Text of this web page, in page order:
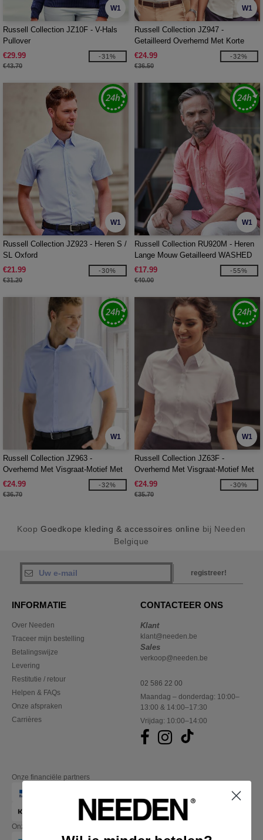
W1
Russell Collection JZ10F - V-Hals
Pullover
€29.99
€43.70
-31%
W1
Russell Collection JZ947 -
Getailleerd Overhemd Met Korte
Mouw
€24.99
€36.50
-32%
W1
Russell Collection JZ923 - Heren S /
SL Oxford
€21.99
€31.20
-30%
W1
Russell Collection RU920M - Heren
Lange Mouw Getailleerd WASHED
OXFORD Overhemd
€17.99
€40.00
-55%
W1
Russell Collection JZ963 -
Overhemd Met Visgraat-Motief Met
Korte Mouw
€24.99
€36.70
-32%
W1
Russell Collection JZ63F -
Overhemd Met Visgraat-Motief Met
Korte Mouw
€24.99
€35.70
-30%
KoopGoedkope kleding & accessoires online bij Needen
Belgique
registreer!
INFORMATIE
Over Needen
Traceer mijn bestelling
Betalingswijze
Levering
Restitutie / retour
Helpen & FAQs
Onze afspraken
Carrières
CONTACTEER ONS
Klant
klant@needen.be
Sales
verkoop@needen.be
02 586 22 00
Maandag – donderdag: 10:00–
13:00 & 14:00–17:30
Vrijdag: 10:00–14:00
Onze financiële partners
Onze transporteurs